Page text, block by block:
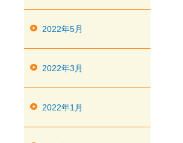
2022年5月
2022年3月
2022年1月